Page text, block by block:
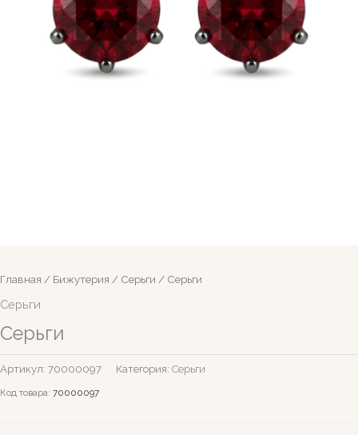
Главная / Бижутерия / Серьги / Серьги
Серьги
Серьги
Артикул: 70000097 Категория: Серьги
Код товара: 70000097